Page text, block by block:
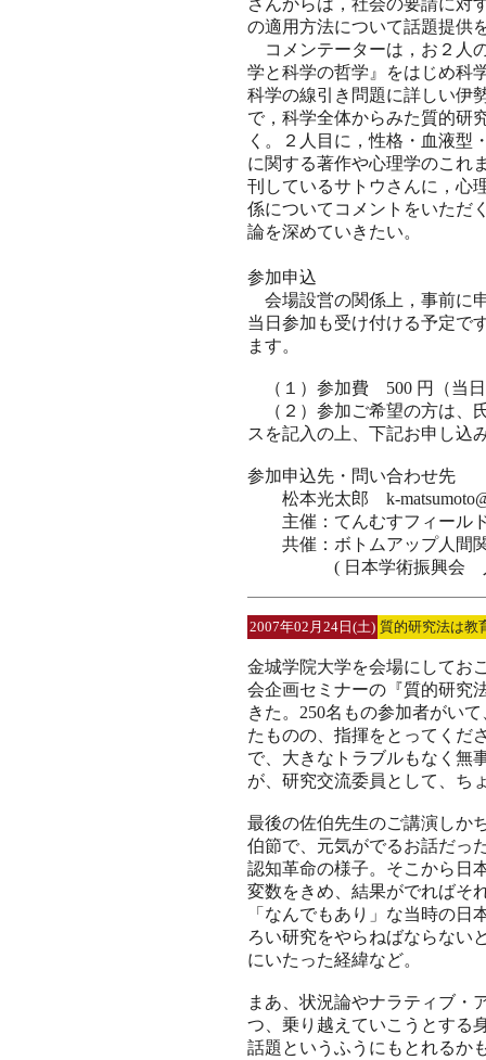
さんからは，社会の要請に対
の適用方法について話題提供
コメンテーターは，お２人
学と科学の哲学』をはじめ科
科学の線引き問題に詳しい伊
で，科学全体からみた質的研
く。２人目に，性格・血液型
に関する著作や心理学のこれ
刊しているサトウさんに，心
係についてコメントをいただ
論を深めていきたい。
参加申込
会場設営の関係上，事前に
当日参加も受け付ける予定で
ます。
（１）参加費 500 円（当
（２）参加ご希望の方は、
スを記入の上、下記お申し込
参加申込先・問い合わせ先
松本光太郎 k-
主催：てんむすフィール
共催：ボトムアップ人間
( 日本学術振興会 人
2007年02月24日(土) 質的研究法は教
金城学院大学を会場にしてお
会企画セミナーの『質的研究
きた。250名もの参加者がい
たものの、指揮をとってくだ
で、大きなトラブルもなく無
が、研究交流委員として、ち
最後の佐伯先生のご講演しか
伯節で、元気がでるお話だっ
認知革命の様子。そこから日
変数をきめ、結果がでればそ
「なんでもあり」な当時の
ろい研究をやらねばならない
にいたった経緯など。
まあ、状況論やナラティブ・
つ、乗り越えていこうとする
話題というふうにもとれるか